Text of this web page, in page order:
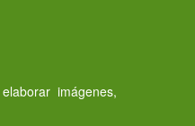
imágenes,